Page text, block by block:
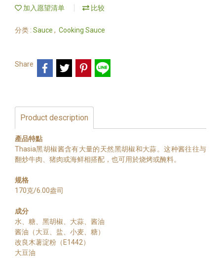
加入愿望清单 比较
分类 : Sauce , Cooking Sauce
Share
Product description
產品特點
Thasia黑胡椒酱含有大量的天然黑胡椒和大蒜。这种酱往往与
翻炒牛肉、猪肉或海鲜相搭配，也可用於烧烤或醃料。
规格
170克/6.00盎司
成分
水、糖、黑胡椒、大蒜、酱油
酱油（大豆、盐、小麦、糖）
改良木薯淀粉（E1442）
大豆油